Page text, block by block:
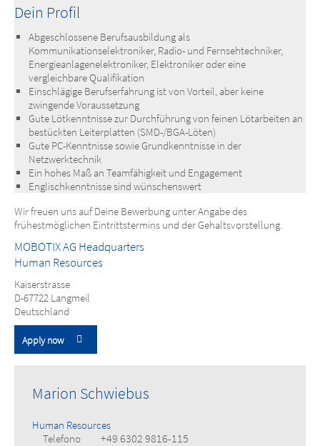
Dein Profil
Abgeschlossene Berufsausbildung als
Kommunikationselektroniker, Radio- und Fernsehtechniker,
Energieanlagenelektroniker, Elektroniker oder eine
vergleichbare Qualifikation
Einschlägige Berufserfahrung ist von Vorteil, aber keine
zwingende Voraussetzung
Gute Lötkenntnisse zur Durchführung von feinen Lötarbeiten an
bestückten Leiterplatten (SMD-/BGA-Löten)
Gute PC-Kenntnisse sowie Grundkenntnisse in der
Netzwerktechnik
Ein hohes Maß an Teamfähigkeit und Engagement
Englischkenntnisse sind wünschenswert
Wir freuen uns auf Deine Bewerbung unter Angabe des
frühestmöglichen Eintrittstermins und der Gehaltsvorstellung.
MOBOTIX AG Headquarters
Human Resources
Kaiserstrasse
D-67722 Langmeil
Deutschland
Apply now
Marion Schwiebus
Human Resources
Telefono
+49 6302 9816-115